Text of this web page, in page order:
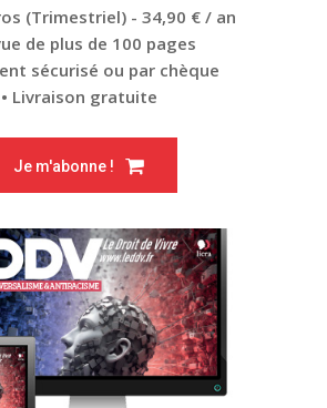
(Trimestriel) - 34,90 € / an
de plus de 100 pages
sécurisé ou par chèque
• Livraison gratuite
Je m'abonne !